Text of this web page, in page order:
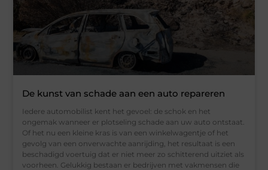
De kunst van schade aan een auto repareren
Iedere automobilist kent het gevoel: de schok en het
ongemak wanneer er plotseling schade aan uw auto ontstaat.
Of het nu een kleine kras is van een winkelwagentje of het
gevolg van een onverwachte aanrijding, het resultaat is een
beschadigd voertuig dat er niet meer zo schitterend uitziet als
voorheen. Gelukkig bestaan er bedrijven met vakmensen die